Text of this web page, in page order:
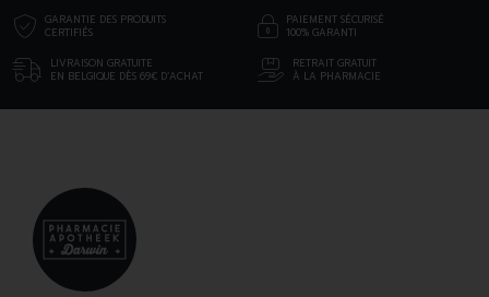
GARANTIE DES PRODUITS
CERTIFIÉS
PAIEMENT SÉCURISÉ
100% GARANTI
LIVRAISON GRATUITE
EN BELGIQUE DÈS 69€ D’ACHAT
RETRAIT GRATUIT
À LA PHARMACIE